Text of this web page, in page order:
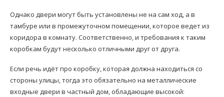
Однако двери могут быть установлены не на сам ход, а в
тамбуре или в промежуточном помещении, которое ведет из
коридора в комнату. Соответственно, и требования к таким
коробкам будут несколько отличными друг от друга.
Если речь идёт про коробку, которая должна находиться со
стороны улицы, тогда это обязательно на металлические
входные двери в частный дом, обладающие высокой: